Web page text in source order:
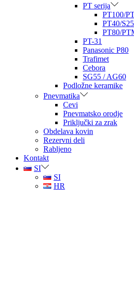
PT serija
PT100/
PT40/
PT80/
PT-31
Panasonic P80
Trafimet
Cebora
SG55 / AG60
Podložne keramike
Pnevmatika
Cevi
Pnevmatsko orodje
Priključki za zrak
Obdelava kovin
Rezervni deli
Rabljeno
Kontakt
SI
SI
HR